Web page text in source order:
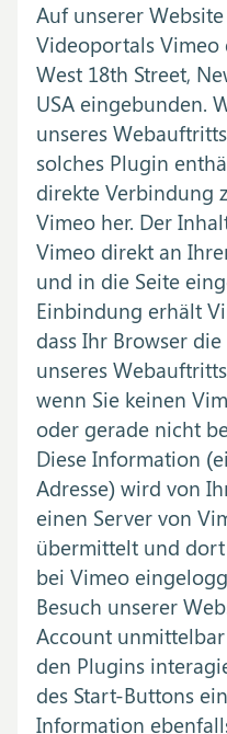
Auf unserer
Videoportals Vimeo
West 18th Street,
USA eingebunden.
unseres
solches Plugin
direkte Verbindung
Vimeo her. Der
Vimeo direkt an
und in die Seite
Einbindung erhält
dass Ihr Browser
unseres
wenn Sie keinen
oder gerade nicht
Diese Information
Adresse) wird von
einen Server von
übermittelt und dort
bei Vimeo
Besuch unserer
Account
den Plugins
des Start-Buttons
Information